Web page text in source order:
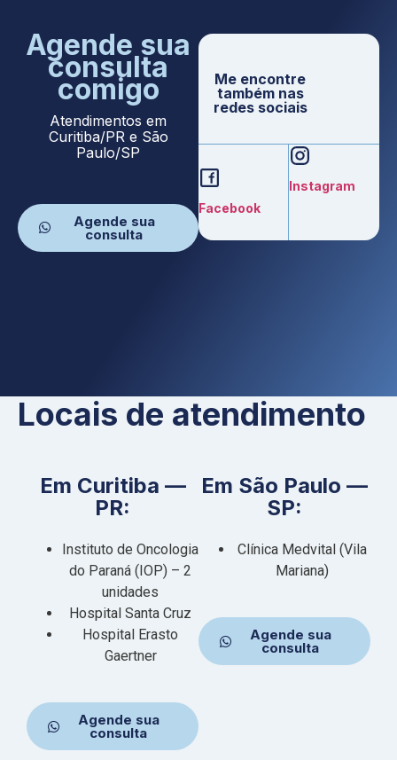
Agende sua
consulta
comigo
Atendimentos em
Curitiba/PR e São
Paulo/SP
Agende sua
consulta
Me encontre
também nas
redes sociais
Facebook
Instagram
Locais de atendimento
Em Curitiba —
PR:
Instituto de Oncologia
do Paraná (IOP) – 2
unidades
Hospital Santa Cruz
Hospital Erasto
Gaertner
Agende sua
consulta
Em São Paulo —
SP:
Clínica Medvital (Vila
Mariana)
Agende sua
consulta